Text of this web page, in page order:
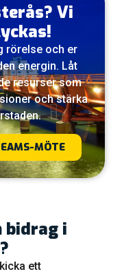
Vi
rörelse och er
energin. Låt
resurser som
och stärka
MÖTE
bidrag i
ett